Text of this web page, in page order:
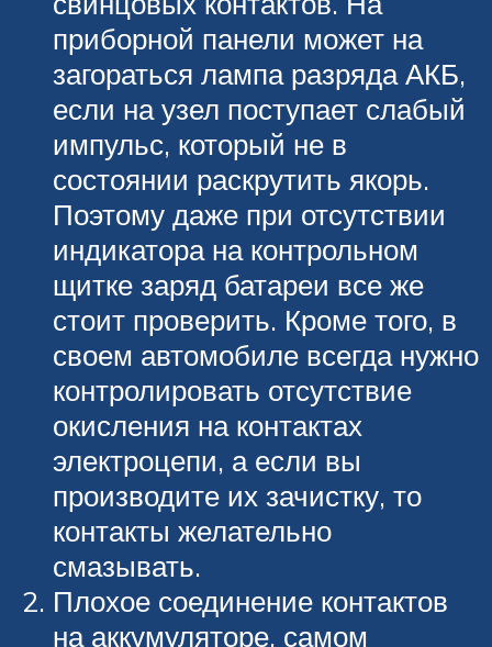
приборной панели может на
загораться лампа разряда АКБ,
если на узел поступает слабый
импульс, который не в
состоянии раскрутить якорь.
Поэтому даже при отсутствии
индикатора на контрольном
щитке заряд батареи все же
стоит проверить. Кроме того, в
своем автомобиле всегда нужно
контролировать отсутствие
окисления на контактах
электроцепи, а если вы
производите их зачистку, то
контакты желательно
смазывать.
Плохое соединение контактов
на аккумуляторе, самом